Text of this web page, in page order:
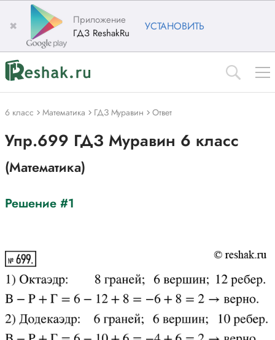
✖
Приложение
ГДЗ ReshakRu
УСТАНОВИТЬ
6 класс Математика ГДЗ Муравин Ответ
Упр.699 ГДЗ Муравин 6 класс
(Математика)
Решение #1